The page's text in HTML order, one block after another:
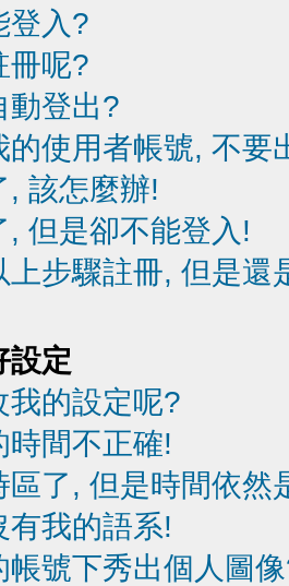
登入?
冊呢?
動登出?
的使用者帳號, 不要
, 該怎麼辦!
但是卻不能登入!
上步驟註冊, 但是還
設定
我的設定呢?
間不正確!
區了, 但是時間依然
我的語系!
帳號下秀出個人圖